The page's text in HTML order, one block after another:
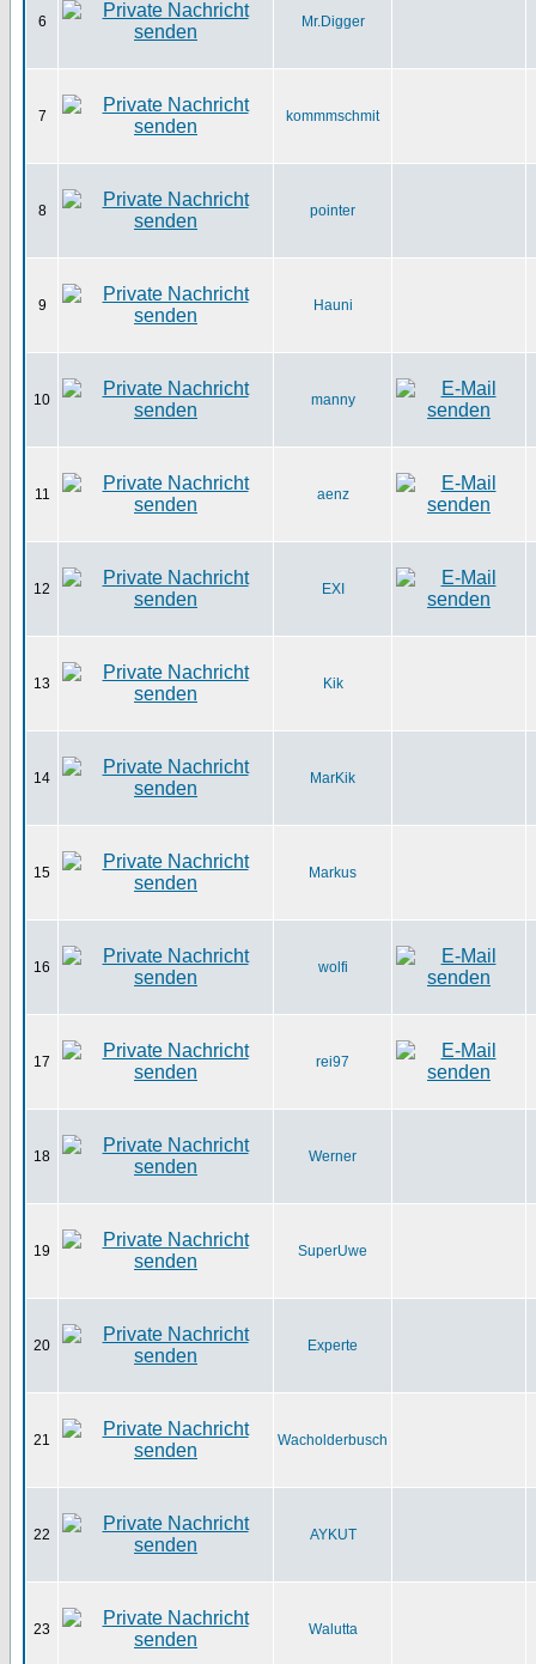
6 Mr.Digger
7 kommmschmit
8 pointer
9 Hauni
10 manny
11 aenz
12 EXI
13 Kik
14 MarKik
15 Markus
16 wolfi
17 rei97
18 Werner
19 SuperUwe
20 Experte
21 Wacholderbusch
22 AYKUT
23 Walutta